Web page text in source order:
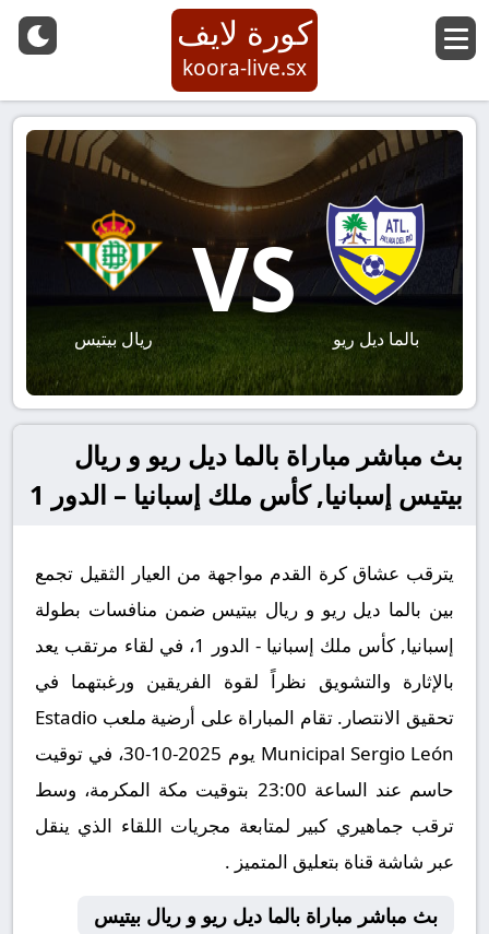
كورة لايف
koora-live.sx
بالما ديل ريو
VS
ريال بيتيس
بث مباشر مباراة بالما ديل ريو و ريال
بيتيس إسبانيا, كأس ملك إسبانيا – الدور 1
يترقب عشاق كرة القدم مواجهة من العيار الثقيل تجمع
بين بالما ديل ريو و ريال بيتيس ضمن منافسات بطولة
إسبانيا, كأس ملك إسبانيا - الدور 1، في لقاء مرتقب يعد
بالإثارة والتشويق نظراً لقوة الفريقين ورغبتهما في
تحقيق الانتصار. تقام المباراة على أرضية ملعب Estadio
Municipal Sergio León يوم 2025-10-30، في توقيت
حاسم عند الساعة 23:00 بتوقيت مكة المكرمة، وسط
ترقب جماهيري كبير لمتابعة مجريات اللقاء الذي ينقل
عبر شاشة قناة بتعليق المتميز .
بث مباشر مباراة بالما ديل ريو و ريال بيتيس